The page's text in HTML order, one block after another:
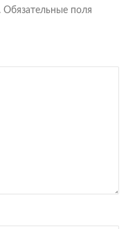
Обязательные поля